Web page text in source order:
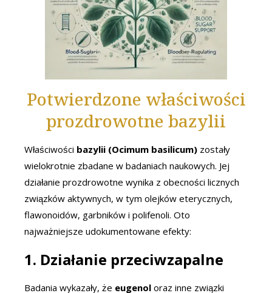
Potwierdzone właściwości
prozdrowotne bazylii
Właściwości bazylii (Ocimum basilicum) zostały
wielokrotnie zbadane w badaniach naukowych. Jej
działanie prozdrowotne wynika z obecności licznych
związków aktywnych, w tym olejków eterycznych,
flawonoidów, garbników i polifenoli. Oto
najważniejsze udokumentowane efekty:
1. Działanie przeciwzapalne
Badania wykazały, że eugenol oraz inne związki